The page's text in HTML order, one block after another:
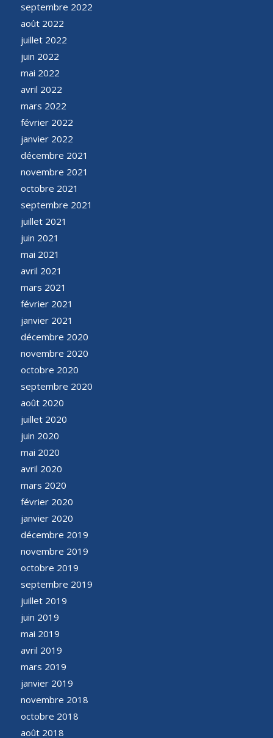
septembre 2022
août 2022
juillet 2022
juin 2022
mai 2022
avril 2022
mars 2022
février 2022
janvier 2022
décembre 2021
novembre 2021
octobre 2021
septembre 2021
juillet 2021
juin 2021
mai 2021
avril 2021
mars 2021
février 2021
janvier 2021
décembre 2020
novembre 2020
octobre 2020
septembre 2020
août 2020
juillet 2020
juin 2020
mai 2020
avril 2020
mars 2020
février 2020
janvier 2020
décembre 2019
novembre 2019
octobre 2019
septembre 2019
juillet 2019
juin 2019
mai 2019
avril 2019
mars 2019
janvier 2019
novembre 2018
octobre 2018
août 2018